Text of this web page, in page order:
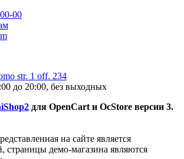
00
str. 1 off. 234
до 20:00, без выходных
для OpenCart и OcStore версии 3.
на сайте является
страницы демо-магазина являются